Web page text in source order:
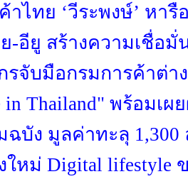
ไทย ‘วีระพงษ์’ หารื
-อียู สร้างความเชื่อ
รจับมือกรมการค้าต่า
in Thailand" พร้อมเ
ฉบัง มูลค่าทะลุ 1,300
ใหม่ Digital lifestyle